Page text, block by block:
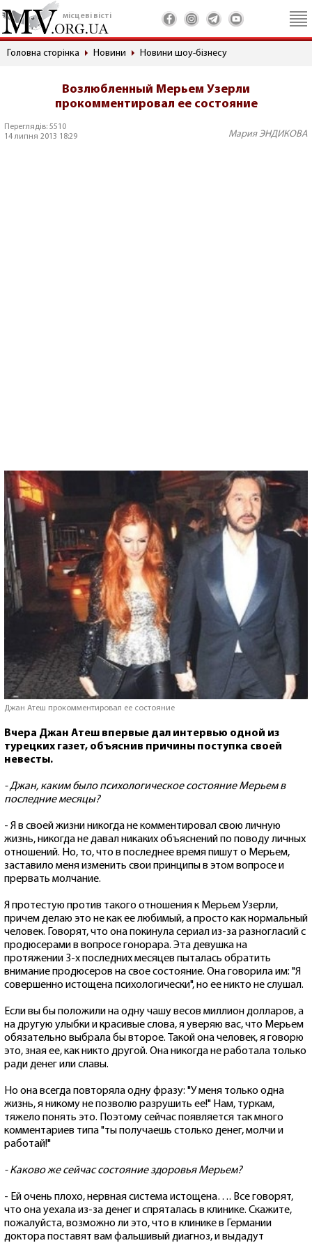
місцеві вісті
Головна сторінка Новини Новини шоу-бізнесу
Возлюбленный Мерьем Узерли
прокомментировал ее состояние
Переглядів: 5510
14 липня 2013 18:29
Мария ЭНДИКОВА
Джан Атеш прокомментировал ее состояние
Вчера Джан Атеш впервые дал интервью одной из
турецких газет, объяснив причины поступка своей
невесты.
- Джан, каким было психологическое состояние Мерьем в
последние месяцы?
- Я в своей жизни никогда не комментировал свою личную
жизнь, никогда не давал никаких объяснений по поводу личных
отношений. Но, то, что в последнее время пишут о Мерьем,
заставило меня изменить свои принципы в этом вопросе и
прервать молчание.
Я протестую против такого отношения к Мерьем Узерли,
причем делаю это не как ее любимый, а просто как нормальный
человек. Говорят, что она покинула сериал из-за разногласий с
продюсерами в вопросе гонорара. Эта девушка на
протяжении 3-х последних месяцев пыталась обратить
внимание продюсеров на свое состояние. Она говорила им: "Я
совершенно истощена психологически", но ее никто не слушал.
Если вы бы положили на одну чашу весов миллион долларов, а
на другую улыбки и красивые слова, я уверяю вас, что Мерьем
обязательно выбрала бы второе. Такой она человек, я говорю
это, зная ее, как никто другой. Она никогда не работала только
ради денег или славы.
Но она всегда повторяла одну фразу: "У меня только одна
жизнь, я никому не позволю разрушить ее!" Нам, туркам,
тяжело понять это. Поэтому сейчас появляется так много
комментариев типа "ты получаешь столько денег, молчи и
работай!"
- Каково же сейчас состояние здоровья Мерьем?
- Ей очень плохо, нервная система истощена…. Все говорят,
что она уехала из-за денег и спряталась в клинике. Скажите,
пожалуйста, возможно ли это, что в клинике в Германии
доктора поставят вам фальшивый диагноз, и выдадут